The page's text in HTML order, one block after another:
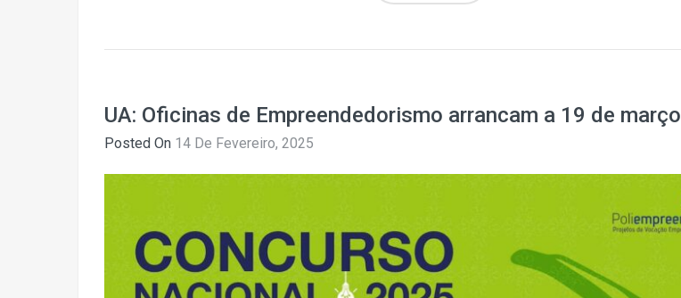
UA: Oficinas de Empreendedorismo arrancam a 19 de março
Posted On 14 De Fevereiro, 2025